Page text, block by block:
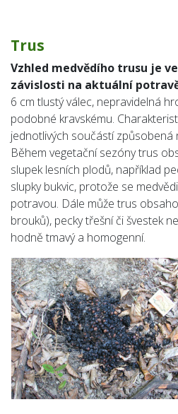
Trus
Vzhled medvědího trusu je
závislosti na aktuální
6 cm tlustý válec, nepravidelná
podobné kravskému.
jednotlivých součástí způsobená
Během vegetační sezóny trus
slupek lesních plodů, například
slupky bukvic, protože se
potravou. Dále může trus
brouků), pecky třešní či švestek
hodně tmavý a homogenní.
Předchozí